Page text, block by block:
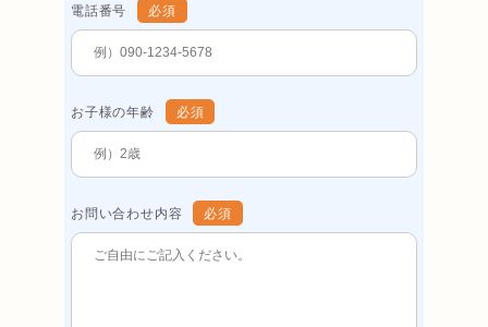
電話番号 必須
お子様の年齢 必須
お問い合わせ内容 必須